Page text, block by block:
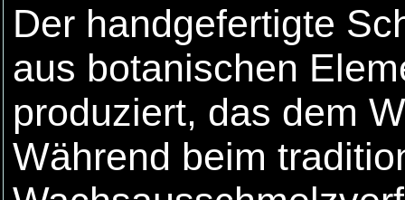
Der handgefertigte
aus botanischen
produziert, das dem
Während beim